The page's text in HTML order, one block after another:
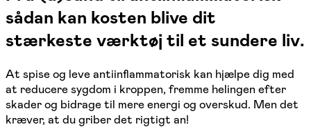
sådan kan kosten blive dit
stærkeste værktøj til et sundere liv.
At spise og leve antiinflammatorisk kan hjælpe dig med
at reducere sygdom i kroppen, fremme helingen efter
skader og bidrage til mere energi og overskud. Men det
kræver, at du griber det rigtigt an!